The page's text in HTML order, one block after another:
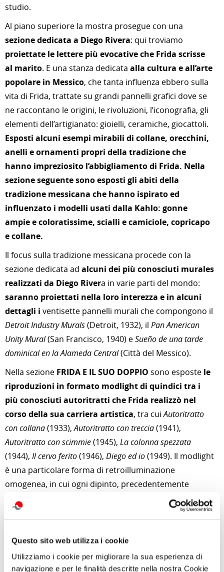
Questo sito web utilizza i cookie
Utilizziamo i cookie per migliorare la sua esperienza di
navigazione e per le finalità descritte nella nostra Cookie
studio.
Al piano superiore la mostra prosegue con una
sezione dedicata a Diego Rivera: qui troviamo
proiettate le lettere più evocative che Frida scrisse
al marito. E una stanza dedicata alla cultura e all’arte
popolare in Messico, che tanta influenza ebbero sulla
vita di Frida, trattate su grandi pannelli grafici dove se
ne raccontano le origini, le rivoluzioni, l’iconografia, gli
elementi dell’artigianato: gioielli, ceramiche, giocattoli.
Esposti alcuni esempi mirabili di collane, orecchini,
anelli e ornamenti propri della tradizione che
hanno impreziosito l’abbigliamento di Frida. Nella
sezione seguente sono esposti gli abiti della
tradizione messicana che hanno ispirato ed
influenzato i modelli usati dalla Kahlo: gonne
ampie e coloratissime, scialli e camiciole, copricapo
e collane.
Il focus sulla tradizione messicana procede con la
sezione dedicata ad alcuni dei più conosciuti murales
realizzati da Diego Rivera in varie parti del mondo:
saranno proiettati nella loro interezza e in alcuni
dettagli i ventisette pannelli murali che compongono il
Detroit Industry Murals(Detroit, 1932), il Pan American
Unity Mural(San Francisco, 1940) eSueño de una tarde
dominical en la Alameda Central(Città del Messico).
Nella sezione FRIDA E IL SUO DOPPIO sono esposte le
riproduzioni in formato modlight di quindici tra i
più conosciuti autoritratti che Frida realizzò nel
corso della sua carriera artistica, tra cuiAutoritratto
con collana(1933),Autoritratto con treccia(1941),
Autoritratto con scimmie(1945), La colonna spezzata
(1944), Il cervo ferito(1946), Diego ed io(1949). Il modlight
è una particolare forma di retroilluminazione
omogenea, in cui ogni dipinto, precedentemente
digitalizzato, viene riprodotto su uno speciale film
mantenendo inalterate le dimensioni originali.
messicana gode, la mostra prosegue con
straordinaria collezione di francobolli, dove Frida è